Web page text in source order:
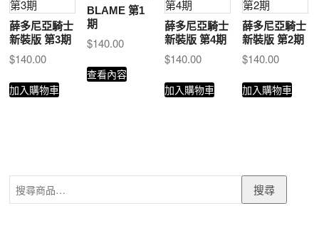
薛多尼亞騎士
新裝版 第3期
$140.00
加入購物車
BLAME 第1
期
$140.00
查看內容
薛多尼亞騎士
新裝版 第4期
$140.00
加入購物車
薛多尼亞騎士
新裝版 第2期
$140.00
加入購物車
搜
搜尋